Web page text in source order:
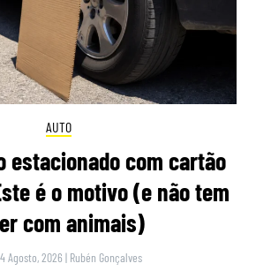
AUTO
estacionado com cartão
é o motivo (e não tem
com animais)
Agosto, 2026 | Rubén Gonçalves